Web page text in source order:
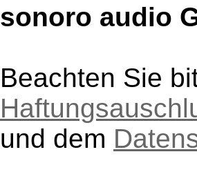
sonoro audio
Beachten Sie
und dem